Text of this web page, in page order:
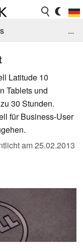
Jobs
...
Latitude 10
Tablets und
30 Stunden.
für Business-User
am25.02.2013